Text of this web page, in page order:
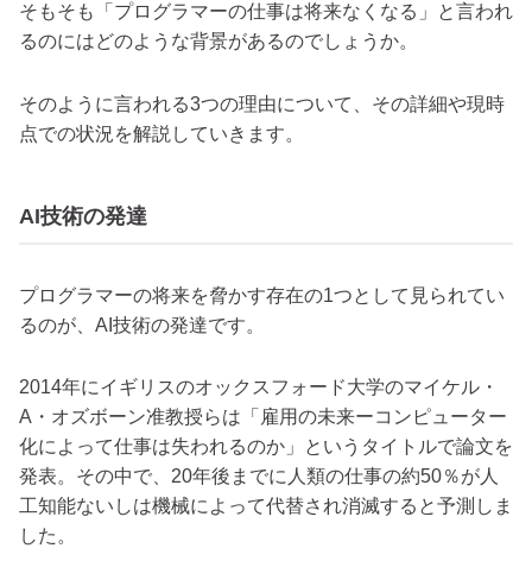
そもそも「プログラマーの仕事は将来なくなる」と言われ
るのにはどのような背景があるのでしょうか。
そのように言われる3つの理由について、その詳細や現時
点での状況を解説していきます。
AI技術の発達
プログラマーの将来を脅かす存在の1つとして見られてい
るのが、AI技術の発達です。
2014年にイギリスのオックスフォード大学のマイケル・
A・オズボーン准教授らは「雇用の未来ーコンピューター
化によって仕事は失われるのか」というタイトルで論文を
発表。その中で、20年後までに人類の仕事の約50％が人
工知能ないしは機械によって代替され消滅すると予測しま
した。